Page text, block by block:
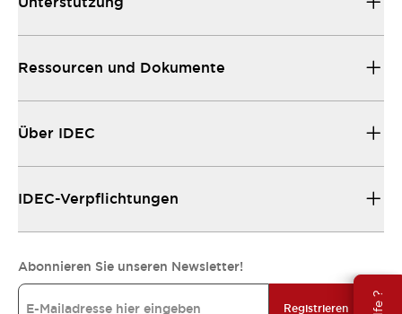
Ressourcen und Dokumente
Über IDEC
IDEC-Verpflichtungen
Abonnieren Sie unseren Newsletter!
Registrieren